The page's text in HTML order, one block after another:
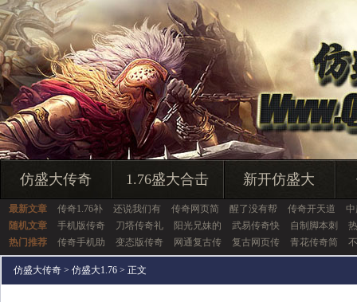
仿盛大传奇 1.76盛大合击 新开仿盛大
最新文章 传奇1.76补 还说我们有 传奇网页简 醒了没有帮 传奇开天道
随机文章
手机版传奇 刀塔传奇礼 阳光兄妹的 武易传奇快 自制脚本刺
热门推荐
传奇手机助 变态版传奇 网通复古传 复古网页传 青花传奇简
仿盛大传奇 > 仿盛大1.76 > 正文